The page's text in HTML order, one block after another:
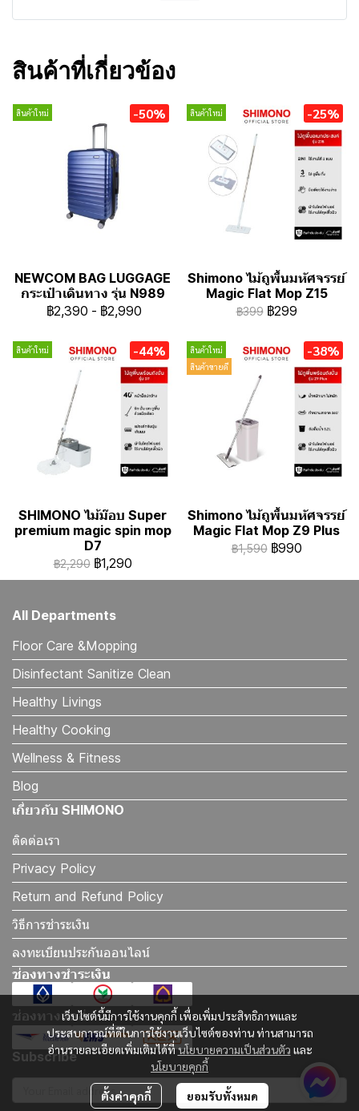
สินค้าที่เกี่ยวข้อง
สินค้าใหม่ -50%
NEWCOM BAG LUGGAGE
กระเป๋าเดินทาง รุ่น N989
฿2,390 - ฿2,990
สินค้าใหม่ -25%
Shimono ไม้ถูพื้นมหัศจรรย์
Magic Flat Mop Z15
฿399 ฿299
สินค้าใหม่ -44%
SHIMONO ไม้ม๊อบ Super
premium magic spin mop
D7
฿2,290 ฿1,290
สินค้าใหม่
สินค้าขายดี
-38%
Shimono ไม้ถูพื้นมหัศจรรย์
Magic Flat Mop Z9 Plus
฿1,590 ฿990
เว็บไซต์นี้มีการใช้งานคุกกี้ เพื่อเพิ่มประสิทธิภาพและ
ประสบการณ์ที่ดีในการใช้งานเว็บไซต์ของท่าน ท่านสามารถ
อ่านรายละเอียดเพิ่มเติมได้ที่นโยบายความเป็นส่วนตัว และ
นโยบายคุกกี้
ตั้งค่าคุกกี้ ยอมรับทั้งหมด
All Departments
Floor Care &Mopping
Disinfectant Sanitize Clean
Healthy Livings
Healthy Cooking
Wellness & Fitness
Blog
เกี่ยวกับ SHIMONO
ติดต่อเรา
Privacy Policy
Return and Refund Policy
วิธีการชำระเงิน
ลงทะเบียนประกันออนไลน์
ช่องทางชำระเงิน
ช่องทางจัดส่ง
Subscribe